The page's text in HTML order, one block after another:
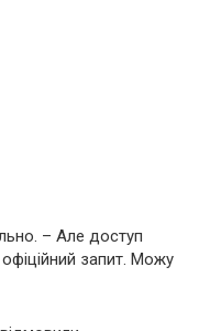
– Але доступ
запит. Можу